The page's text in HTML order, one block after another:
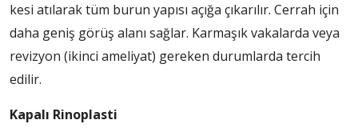
kesi atılarak tüm burun yapısı açığa çıkarılır. Cerrah için
daha geniş görüş alanı sağlar. Karmaşık vakalarda veya
revizyon (ikinci ameliyat) gereken durumlarda tercih
edilir.
Kapalı Rinoplasti